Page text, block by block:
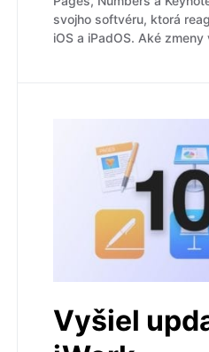
svojho softvéru, ktorá
iOS a iPadOS. Aké
Vyšiel